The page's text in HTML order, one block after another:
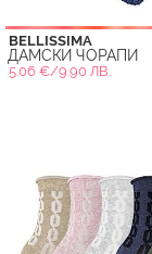
BELLISSIMA
ДАМСКИ ЧОРАПИ
5.06 €/9.90 ЛВ.